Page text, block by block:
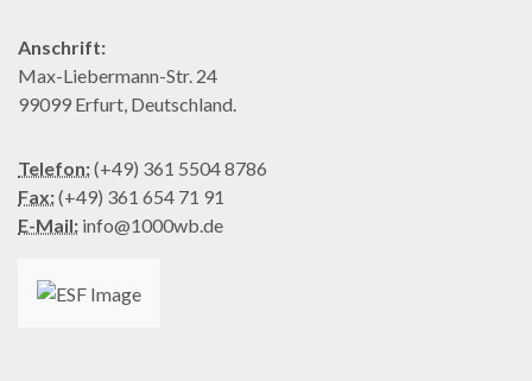
Anschrift:
Max-Liebermann-Str. 24
99099 Erfurt, Deutschland.
Telefon:(+49) 361 5504 8786
Fax:(+49) 361 654 71 91
E-Mail: info@1000wb.de